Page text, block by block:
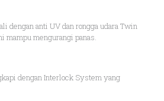
dengan anti UV dan rongga udara Twin
mampu mengurangi panas.
dengan Interlock System yang